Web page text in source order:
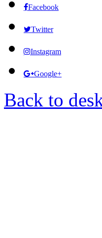
Facebook
Twitter
Instagram
Google+
Back to